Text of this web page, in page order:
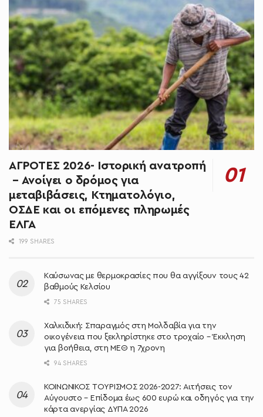
ΑΓΡΟΤΕΣ 2026- Ιστορική ανατροπή
– Ανοίγει ο δρόμος για
μεταβιβάσεις, Κτηματολόγιο,
ΟΣΔΕ και οι επόμενες πληρωμές
ΕΛΓΑ
199 SHARES
Καύσωνας με θερμοκρασίες που θα αγγίξουν τους 42
βαθμούς Κελσίου
75 SHARES
Χαλκιδική: Σπαραγμός στη Μολδαβία για την
οικογένεια που ξεκληρίστηκε στο τροχαίο – Έκκληση
για βοήθεια, στη ΜΕΘ η 7χρονη
94 SHARES
ΚΟΙΝΩΝΙΚΟΣ ΤΟΥΡΙΣΜΟΣ 2026-2027: Αιτήσεις τον
Αύγουστο – Επίδομα έως 600 ευρώ και οδηγός για την
κάρτα ανεργίας ΔΥΠΑ 2026